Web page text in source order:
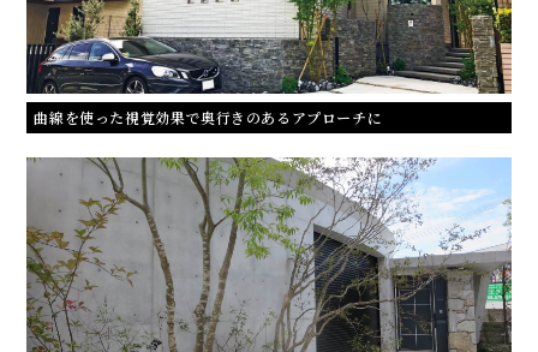
曲線を使った視覚効果で奥行きのあるアプローチに